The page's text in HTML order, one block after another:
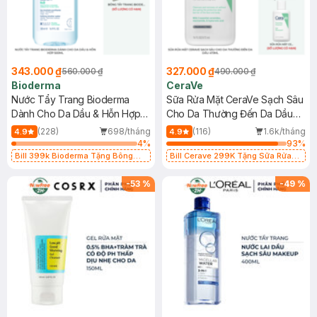
343.000 ₫560.000 ₫
Bioderma
Nước Tẩy Trang Bioderma
Dành Cho Da Dầu & Hỗn Hợp
500ml
4.9 (228)
698/tháng
4%
Bill 399k Bioderma Tặng Bông
327.000 ₫490.000 ₫
CeraVe
Sữa Rửa Mặt CeraVe Sạch Sâu
Cho Da Thường Đến Da Dầu
473ml
4.9 (116)
1.6k/tháng
93%
Bill Cerave 299K Tặng Sữa Rửa
-53 % -49 %